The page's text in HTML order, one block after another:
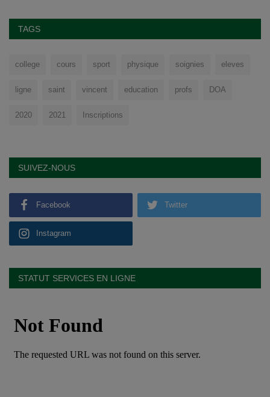
TAGS
college cours sport physique soignies eleves
ligne saint vincent education profs DOA
2020 2021 Inscriptions
SUIVEZ-NOUS
Facebook Twitter
Instagram
STATUT SERVICES EN LIGNE